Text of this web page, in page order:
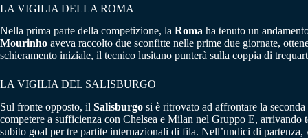
LA VIGILIA DELLA ROMA
Nella prima parte della competizione, la Roma ha tenuto un
Mourinho aveva raccolto due sconfitte nelle prime due giornate,
schieramento iniziale, il tecnico lusitano punterà sulla coppia di
LA VIGILIA DEL SALISBURGO
Sul fronte opposto, il Salisburgo si è ritrovato ad affrontare la
competere a sufficienza con Chelsea e Milan nel Gruppo E, arrivando
subito goal per tre partite internazionali di fila. Nell’undici di partenza,